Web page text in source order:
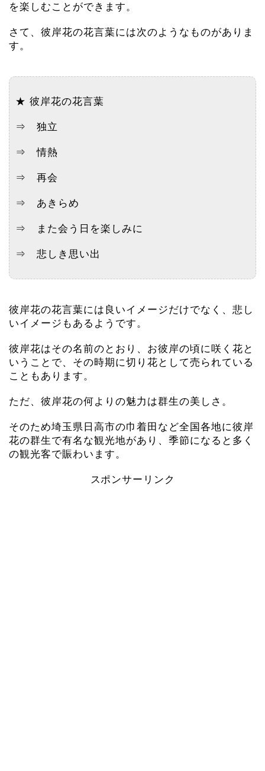
を楽しむことができます。
さて、彼岸花の花言葉には次のようなものがありま
す。
★ 彼岸花の花言葉
⇒ 独立
⇒ 情熱
⇒ 再会
⇒ あきらめ
⇒ また会う日を楽しみに
⇒ 悲しき思い出
彼岸花の花言葉には良いイメージだけでなく、悲し
いイメージもあるようです。
彼岸花はその名前のとおり、お彼岸の頃に咲く花と
いうことで、その時期に切り花として売られている
こともあります。
ただ、彼岸花の何よりの魅力は群生の美しさ。
そのため埼玉県日高市の巾着田など全国各地に彼岸
花の群生で有名な観光地があり、季節になると多く
の観光客で賑わいます。
スポンサーリンク